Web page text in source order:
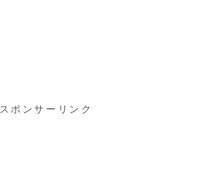
スポンサーリンク